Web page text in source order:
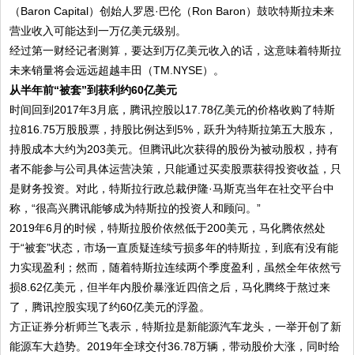
（Baron Capital）创始人罗恩·巴伦（Ron Baron）鼓吹特斯拉未来
营业收入可能达到一万亿美元级别。
经过第一财经记者测算，要达到万亿美元收入的话，这意味着特斯拉
未来销量将会远远超越丰田（TM.NYSE）。
从半年前“被套”到获利约60亿美元
时间回到2017年3月底，腾讯控股以17.78亿美元的价格收购了特斯
拉816.75万股股票，持股比例达到5%，跃升为特斯拉第五大股东，
持股成本大约为203美元。但腾讯此次获得的股份为被动股权，持有
者不能参与公司具体运营决策，只能通过买卖股票获得投资收益，只
是财务投资。对此，特斯拉行政总裁伊隆·马斯克当年在社交平台中
称，“很高兴腾讯能够成为特斯拉的投资人和顾问。”
2019年6月的时候，特斯拉股价依然低于200美元，马化腾依然处
于“被套”状态，市场一直质疑连续亏损多年的特斯拉，到底有没有能
力实现盈利；然而，随着特斯拉连续两个季度盈利，虽然全年依然亏
损8.62亿美元，但半年内股价暴涨近四倍之后，马化腾终于熬过来
了，腾讯控股实现了约60亿美元的浮盈。
方正证券分析师兰飞表示，特斯拉是新能源汽车龙头，一举开创了新
能源车大趋势。2019年全球交付36.78万辆，带动股价大涨，同时给